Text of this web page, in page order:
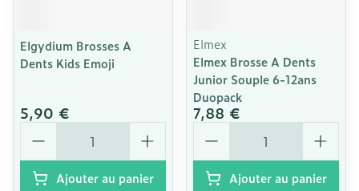
Elgydium Brosses A
Dents Kids Emoji
5,90 €
Quantité
Ajouter au panier
Elmex
Elmex Brosse A Dents
Junior Souple 6-12ans
Duopack
7,88 €
Quantité
Ajouter au panier